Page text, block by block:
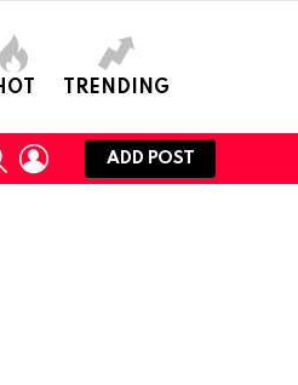
TRENDING
SEARCHLOGIN
ADD POST